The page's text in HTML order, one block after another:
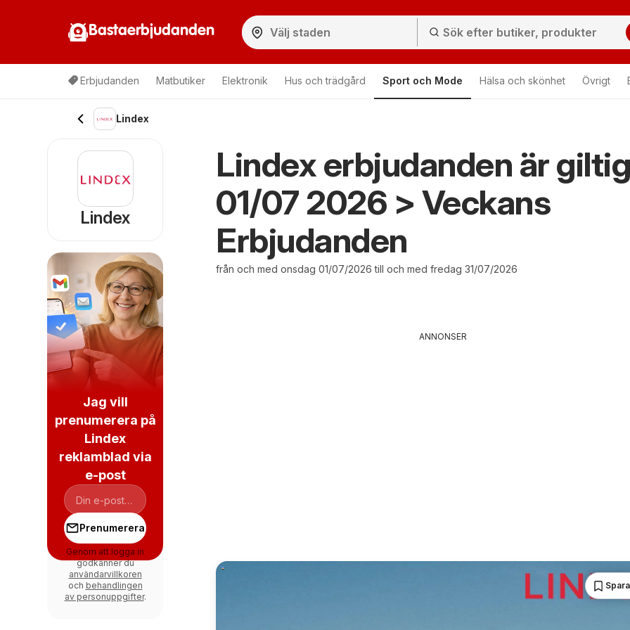
Bastaerbjudanden
Erbjudanden Matbutiker Elektronik Hus och trädgård Sport och Mode Hälsa och skönhet Övrigt
Lindex
Lindex erbjudanden är giltig
01/07 2026 > Veckans
Erbjudanden
från och med onsdag 01/07/2026 till och med fredag 31/07/2026
ANNONSER
Lindex
Jag vill
prenumerera på
Lindex
reklamblad via
e-post
Prenumerera
Genom att logga in
godkänner du
användarvillkoren
och behandlingen
av personuppgifter.